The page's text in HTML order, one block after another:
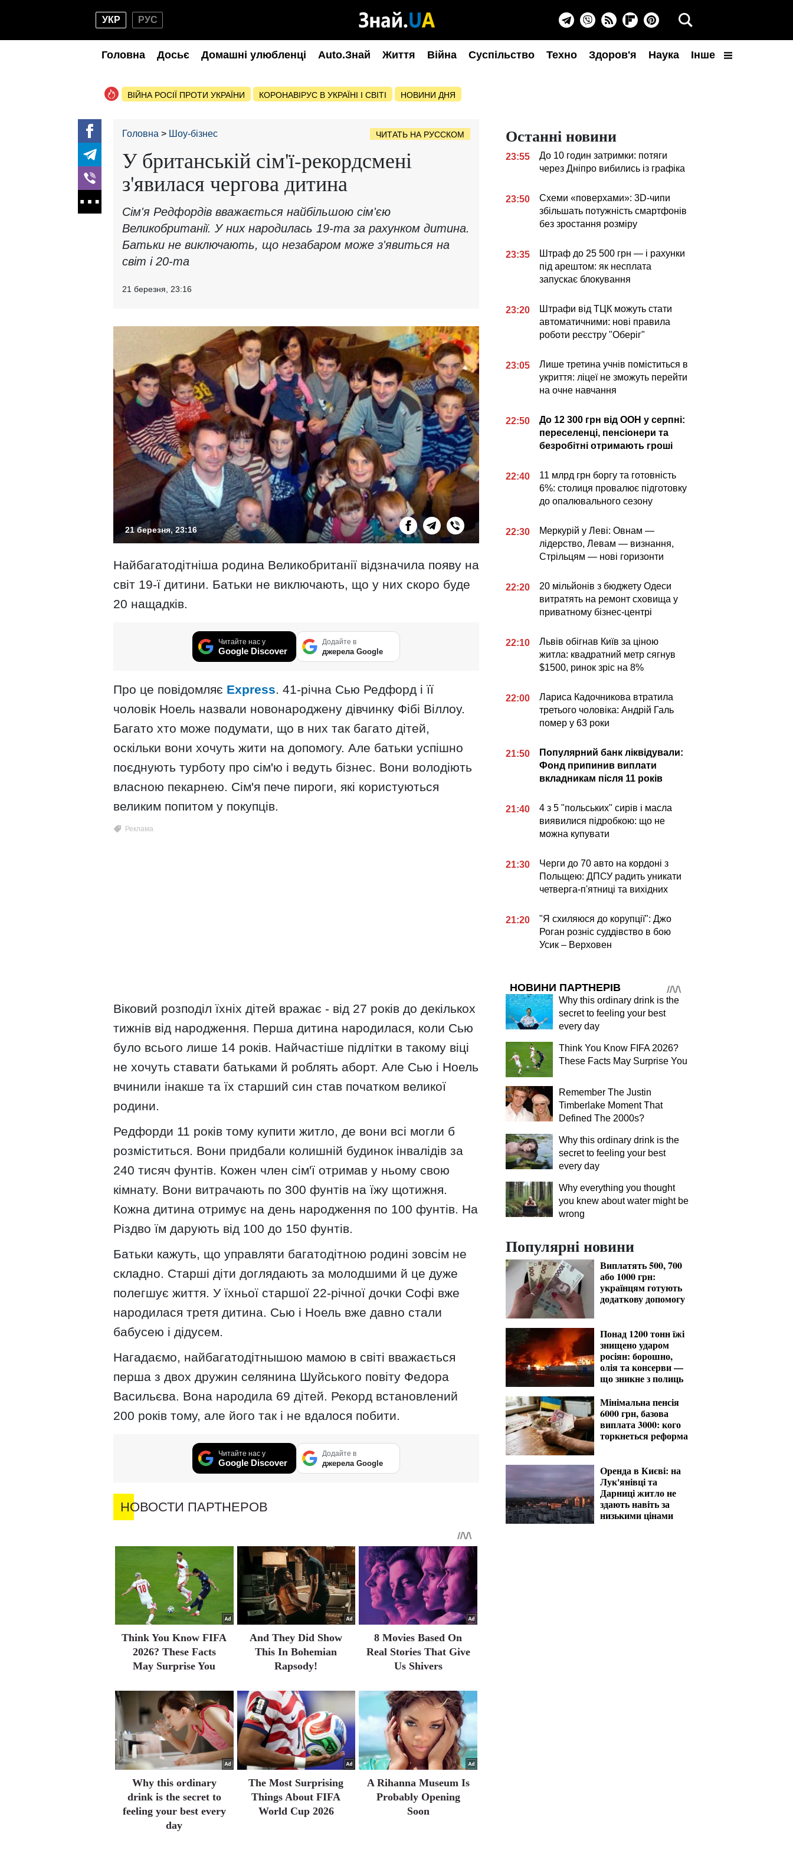
УКР РУС
Головна Досьє Домашні улюбленці Auto.Знай Життя Війна Суспільство Техно Здоров'я Наука Інше
ВІЙНА РОСІЇ ПРОТИ УКРАЇНИ КОРОНАВІРУС В УКРАЇНІ І СВІТІ НОВИНИ ДНЯ
Головна Шоу-бізнес ЧИТАТЬ НА РУССКОМ
У британській сім'ї-рекордсмені
з'явилася чергова дитина
Сім'я Редфордів вважається найбільшою сім'єю
Великобританії. У них народилась 19-та за рахунком дитина.
Батьки не виключають, що незабаром може з'явиться на
світ і 20-та
21 березня, 23:16
21 березня, 23:16
Найбагатодітніша родина Великобританії відзначила появу на
світ 19-ї дитини. Батьки не виключають, що у них скоро буде
20 нащадків.
Читайте нас у
Google Discover
Додайте в
джерела Google
Про це повідомляє Еxpress. 41-річна Сью Редфорд і її
чоловік Ноель назвали новонароджену дівчинку Фібі Віллоу.
Багато хто може подумати, що в них так багато дітей,
оскільки вони хочуть жити на допомогу. Але батьки успішно
поєднують турботу про сім'ю і ведуть бізнес. Вони володіють
власною пекарнею. Сім'я пече пироги, які користуються
великим попитом у покупців.
Віковий розподіл їхніх дітей вражає - від 27 років до декількох
тижнів від народження. Перша дитина народилася, коли Сью
було всього лише 14 років. Найчастіше підлітки в такому віці
не хочуть ставати батьками й роблять аборт. Але Сью і Ноель
вчинили інакше та їх старший син став початком великої
родини.
Редфорди 11 років тому купити житло, де вони всі могли б
розміститься. Вони придбали колишній будинок інвалідів за
240 тисяч фунтів. Кожен член сім'ї отримав у ньому свою
кімнату. Вони витрачають по 300 фунтів на їжу щотижня.
Кожна дитина отримує на день народження по 100 фунтів. На
Різдво їм дарують від 100 до 150 фунтів.
Батьки кажуть, що управляти багатодітною родині зовсім не
складно. Старші діти доглядають за молодшими й це дуже
полегшує життя. У їхньої старшої 22-річної дочки Софі вже
народилася третя дитина. Сью і Ноель вже давно стали
бабусею і дідусем.
Нагадаємо, найбагатодітнышою мамою в світі вважається
перша з двох дружин селянина Шуйського повіту Федора
Васильєва. Вона народила 69 дітей. Рекорд встановлений
200 років тому, але його так і не вдалося побити.
Читайте нас у
Google Discover
Додайте в
джерела Google
НОВОСТИ ПАРТНЕРОВ
Think You Know FIFA
2026? These Facts
May Surprise You
And They Did Show
This In Bohemian
Rapsody!
8 Movies Based On
Real Stories That Give
Us Shivers
Why this ordinary
drink is the secret to
feeling your best every
day
The Most Surprising
Things About FIFA
World Cup 2026
A Rihanna Museum Is
Probably Opening
Soon
Останні новини
23:55
До 10 годин затримки: потяги
через Дніпро вибились із графіка
23:50
Схеми «поверхами»: 3D-чипи
збільшать потужність смартфонів
без зростання розміру
23:35
Штраф до 25 500 грн — і рахунки
під арештом: як несплата
запускає блокування
23:20
Штрафи від ТЦК можуть стати
автоматичними: нові правила
роботи реєстру "Оберіг"
23:05
Лише третина учнів поміститься в
укриття: ліцеї не зможуть перейти
на очне навчання
22:50
До 12 300 грн від ООН у серпні:
переселенці, пенсіонери та
безробітні отримають гроші
22:40
11 млрд грн боргу та готовність
6%: столиця провалює підготовку
до опалювального сезону
22:30
Меркурій у Леві: Овнам —
лідерство, Левам — визнання,
Стрільцям — нові горизонти
22:20
20 мільйонів з бюджету Одеси
витратять на ремонт сховища у
приватному бізнес-центрі
22:10
Львів обігнав Київ за ціною
житла: квадратний метр сягнув
$1500, ринок зріс на 8%
22:00
Лариса Кадочникова втратила
третього чоловіка: Андрій Галь
помер у 63 роки
21:50
Популярний банк ліквідували:
Фонд припинив виплати
вкладникам після 11 років
21:40
4 з 5 "польських" сирів і масла
виявилися підробкою: що не
можна купувати
21:30
Черги до 70 авто на кордоні з
Польщею: ДПСУ радить уникати
четверга-п'ятниці та вихідних
21:20
"Я схиляюся до корупції": Джо
Роган розніс суддівство в бою
Усик – Верховен
НОВИНИ ПАРТНЕРІВ
Why this ordinary drink is the
secret to feeling your best
every day
Think You Know FIFA 2026?
These Facts May Surprise You
Remember The Justin
Timberlake Moment That
Defined The 2000s?
Why this ordinary drink is the
secret to feeling your best
every day
Why everything you thought
you knew about water might be
wrong
Популярні новини
Виплатять 500, 700
або 1000 грн:
українцям готують
додаткову допомогу
Понад 1200 тонн їжі
знищено ударом
росіян: борошно,
олія та консерви —
що зникне з полиць
Мінімальна пенсія
6000 грн, базова
виплата 3000: кого
торкнеться реформа
Оренда в Києві: на
Лук'янівці та
Дарниці житло не
здають навіть за
низькими цінами